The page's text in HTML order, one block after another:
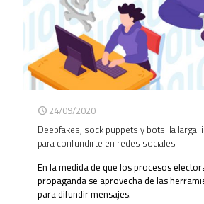
24/09/2020
Deepfakes, sock puppets y bots: la larga
para confundirte en redes sociales
En la medida de que los procesos
propaganda se aprovecha de las
para difundir mensajes.